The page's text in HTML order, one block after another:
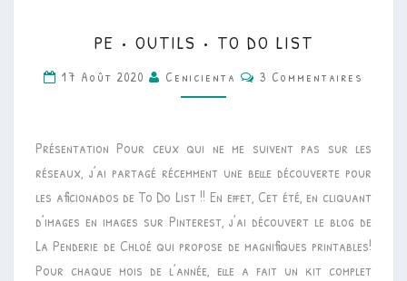
•
OUTILS
•
DO
LIST
PE • OUTILS • TO DO LIST
17 Août 2020 Cenicienta Commentaires
3 Commentaires
Présentation Pour ceux qui ne me suivent pas sur les
réseaux, j’ai partagé récemment une belle découverte pour
les aficionados de To Do List !! En effet, Cet été, en cliquant
d’images en images sur Pinterest, j’ai découvert le blog de
La Penderie de Chloé qui propose de magnifiques printables!
Pour chaque mois de l’année, elle a fait un kit complet